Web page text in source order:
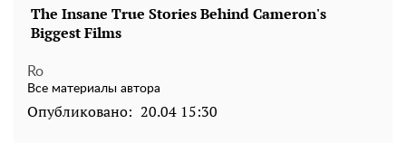
Ro
Все материалы автора
Опубликовано: 20.04 15:30